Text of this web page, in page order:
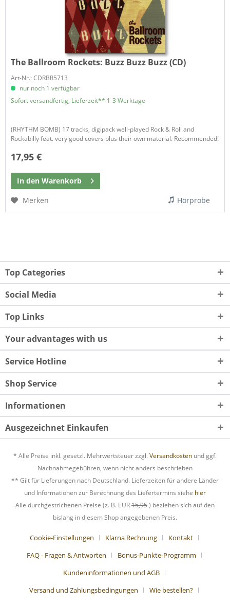
The Ballroom Rockets: Buzz Buzz Buzz (CD)
Art-Nr.: CDRBR5713
nur noch 1 verfügbar
Sofort versandfertig, Lieferzeit** 1-3 Werktage
(RHYTHM BOMB) 17 tracks, digipack well-played Rock & Roll and
Rockabilly feat. very good covers plus their own material. Recommended!
17,95 €
In den Warenkorb
Merken
Hörprobe
Top Categories
Social Media
Top Links
Your advantages with us
Service Hotline
Shop Service
Informationen
Ausgezeichnet Einkaufen
* Alle Preise inkl. gesetzl. Mehrwertsteuer zzgl. Versandkosten und ggf.
Nachnahmegebühren, wenn nicht anders beschrieben
** Gilt für Lieferungen nach Deutschland. Lieferzeiten für andere Länder
und Informationen zur Berechnung des Liefertermins siehe hier
Alle durchgestrichenen Preise (z. B. EUR15,95) beziehen sich auf den
bislang in diesem Shop angegebenen Preis.
Cookie-Einstellungen Klarna Rechnung
Kontakt
FAQ - Fragen & Antworten
Bonus-Punkte-Programm
Kundeninformationen und AGB
Versand und Zahlungsbedingungen
Wie bestellen?